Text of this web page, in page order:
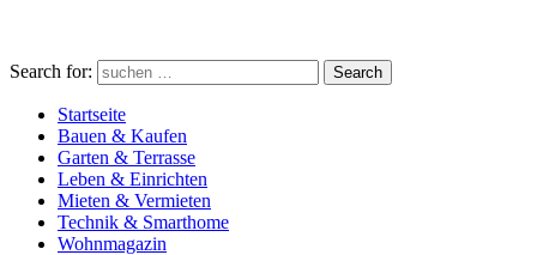
Search for: Search
Startseite
Bauen & Kaufen
Garten & Terrasse
Leben & Einrichten
Mieten & Vermieten
Technik & Smarthome
Wohnmagazin